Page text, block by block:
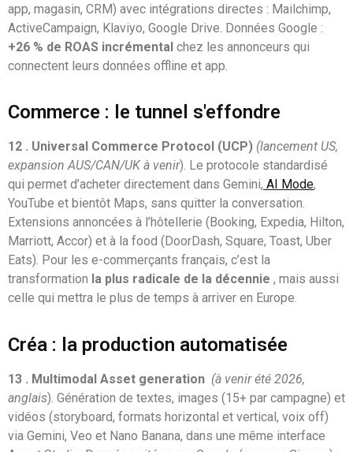
app, magasin, CRM) avec intégrations directes : Mailchimp,
ActiveCampaign, Klaviyo, Google Drive. Données Google :
+26 % de ROAS incrémental chez les annonceurs qui
connectent leurs données offline et app.
Commerce : le tunnel s'effondre
12 . Universal Commerce Protocol (UCP) (lancement US,
expansion AUS/CAN/UK à venir). Le protocole standardisé
qui permet d’acheter directement dans Gemini, AI Mode,
YouTube et bientôt Maps, sans quitter la conversation.
Extensions annoncées à l’hôtellerie (Booking, Expedia, Hilton,
Marriott, Accor) et à la food (DoorDash, Square, Toast, Uber
Eats). Pour les e-commerçants français, c’est la
transformation la plus radicale de la décennie , mais aussi
celle qui mettra le plus de temps à arriver en Europe.
Créa : la production automatisée
13 . Multimodal Asset generation (à venir été 2026,
anglais). Génération de textes, images (15+ par campagne) et
vidéos (storyboard, formats horizontal et vertical, voix off)
via Gemini, Veo et Nano Banana, dans une même interface